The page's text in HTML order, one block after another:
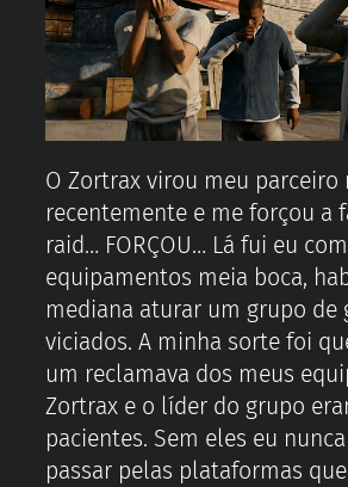
O Zortrax virou meu parceiro
recentemente e me forçou a
raid… FORÇOU… Lá fui eu com
equipamentos meia boca,
mediana aturar um grupo de
viciados. A minha sorte foi
um reclamava dos meus
Zortrax e o líder do grupo
pacientes. Sem eles eu
passar pelas plataformas